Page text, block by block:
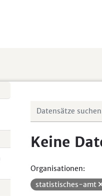
Keine
Organisationen:
statistisches-amt